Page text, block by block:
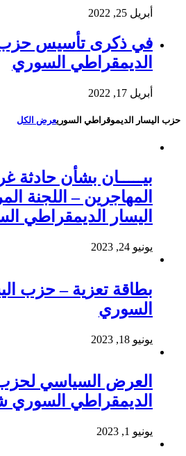
أبريل 25, 2022
في ذكرى تأسيس حزب
الديمقراطي السوري
أبريل 17, 2022
حزب اليسار الديموقراطي السوريعرض الكل
بيـــــان بشأن
المهاجرين – اللجنة
اليسار الديمقراطي
يونيو 24, 2023
بطاقة تعزية – حزب
السوري
يونيو 18, 2023
العرض السياسي لحزب
الديمقراطي السوري شهر
يونيو 1, 2023